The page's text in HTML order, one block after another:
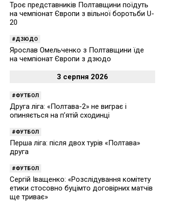
Троє представників Полтавщини поїдуть
на чемпіонат Європи з вільної боротьби U-
20
ДЗЮДО
Ярослав Омельченко з Полтавщини їде
на чемпіонат Європи з дзюдо
3 серпня 2026
ФУТБОЛ
Друга ліга: «Полтава-2» не виграє і
опиняється на п’ятій сходинці
ФУТБОЛ
Перша ліга: після двох турів «Полтава»
друга
ФУТБОЛ
Сергій Іващенко: «Розслідування комітету
етики стосовно буцімто договірних матчів
ще триває»